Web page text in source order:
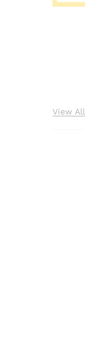
View All